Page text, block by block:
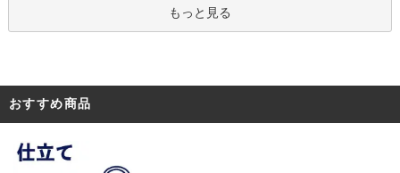
もっと見る
おすすめ商品